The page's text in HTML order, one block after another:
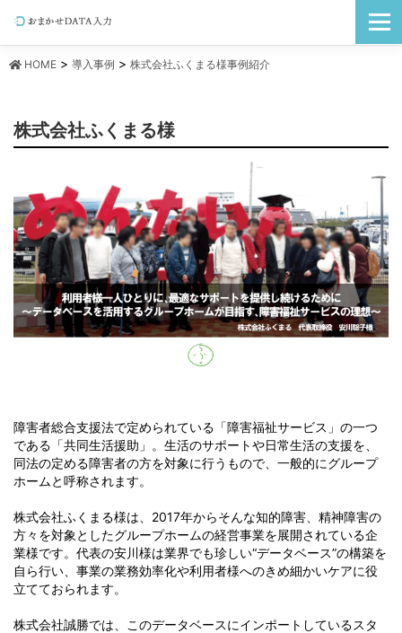
テ
ン
メニュ
HOME> 導入事例 > 株式会社ふくまる様事例紹介
株式会社ふくまる様
障害者総合支援法で定められている「障害福祉サービス」の一つ
である「共同生活援助」。生活のサポートや日常生活の支援を、
同法の定める障害者の方を対象に行うもので、一般的にグループ
ホームと呼称されます。
株式会社ふくまる様は、2017年からそんな知的障害、精神障害の
方々を対象としたグループホームの経営事業を展開されている企
業様です。代表の安川様は業界でも珍しい“データベース”の構築を
自ら行い、事業の業務効率化や利用者様へのきめ細かいケアに役
立てておられます。
株式会社誠勝では、このデータベースにインポートしているスタ